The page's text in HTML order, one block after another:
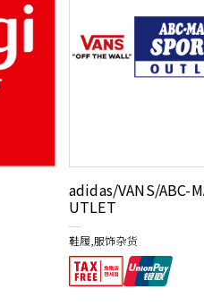
adidas/VANS/ABC-
UTLET
鞋履,服饰杂货